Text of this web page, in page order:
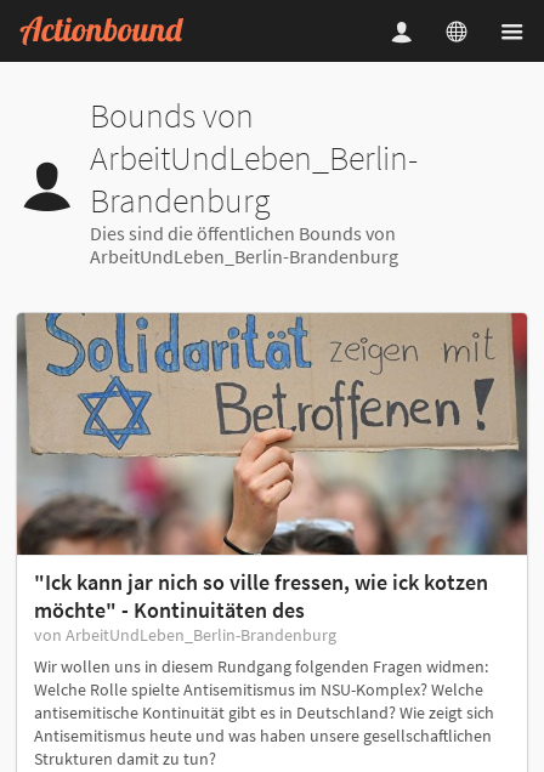
Bounds von
ArbeitUndLeben_Berlin-
Brandenburg
Dies sind die öffentlichen Bounds von
ArbeitUndLeben_Berlin-Brandenburg
"Ick kann jar nich so ville fressen, wie ick kotzen
möchte" - Kontinuitäten des
von ArbeitUndLeben_Berlin-Brandenburg
Wir wollen uns in diesem Rundgang folgenden Fragen widmen:
Welche Rolle spielte Antisemitismus im NSU-Komplex? Welche
antisemitische Kontinuität gibt es in Deutschland? Wie zeigt sich
Antisemitismus heute und was haben unsere gesellschaftlichen
Strukturen damit zu tun?